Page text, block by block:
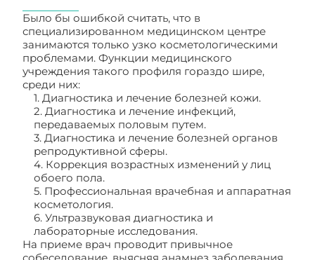
Было бы ошибкой считать, что в
специализированном медицинском центре
занимаются только узко косметологическими
проблемами. Функции медицинского
учреждения такого профиля гораздо шире,
среди них:
1. Диагностика и лечение болезней кожи.
2. Диагностика и лечение инфекций,
передаваемых половым путем.
3. Диагностика и лечение болезней органов
репродуктивной сферы.
4. Коррекция возрастных изменений у лиц
обоего пола.
5. Профессиональная врачебная и аппаратная
косметология.
6. Ультразвуковая диагностика и
лабораторные исследования.
На приеме врач проводит привычное